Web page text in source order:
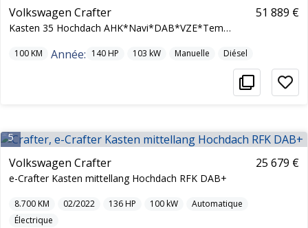
Volkswagen Crafter
Kasten 35 Hochdach AHK*Navi*DAB*VZE*Tempomat*DigiC
51 889 €
100KM Année: 140HP 103 kW Manuelle Diésel
5
Volkswagen Crafter
e-Crafter Kasten mittellang Hochdach RFK DAB+
25 679 €
8.700KM 02/2022 136HP 100kW
Automatique
Électrique